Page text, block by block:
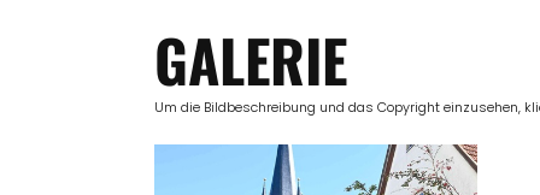
GALERIE
Um die Bildbeschreibung und das Copyright einzusehen,